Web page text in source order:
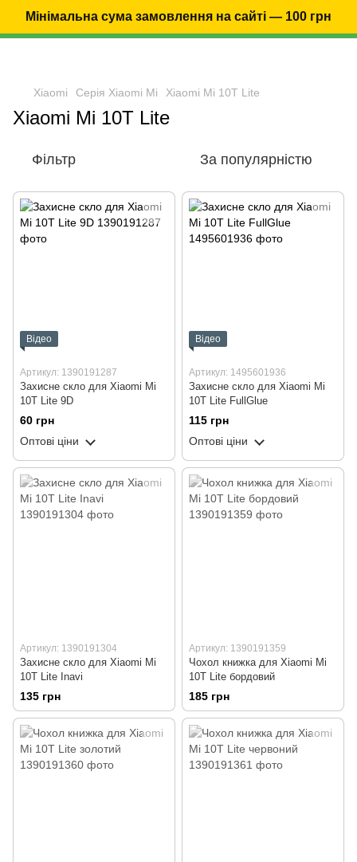
Мінімальна сума замовлення на сайті — 100 грн
Xiaomi Серія Xiaomi Mi Xiaomi Mi 10T Lite
Xiaomi Mi 10T Lite
Фільтр За популярністю
Відео
Артикул: 1390191287
Захисне скло для Xiaomi Mi
10T Lite 9D
60 грн
Оптові ціни
Відео
Артикул: 1495601936
Захисне скло для Xiaomi Mi
10T Lite FullGlue
115 грн
Оптові ціни
Артикул: 1390191304
Захисне скло для Xiaomi Mi
10T Lite Inavi
135 грн
Артикул: 1390191359
Чохол книжка для Xiaomi Mi
10T Lite бордовий
185 грн